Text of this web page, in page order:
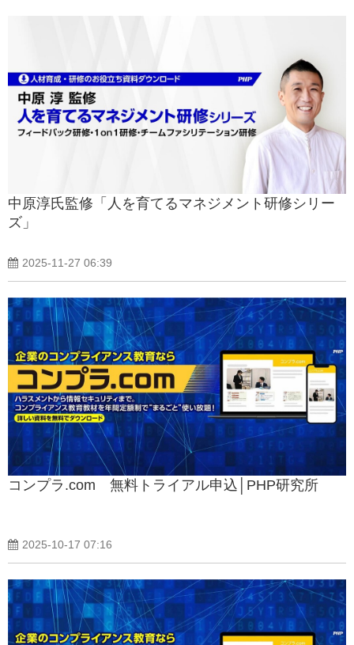
中原淳氏監修「人を育てるマネジメント研修シリー
ズ」
2025-11-27 06:39
コンプラ.com 無料トライアル申込│PHP研究所
2025-10-17 07:16